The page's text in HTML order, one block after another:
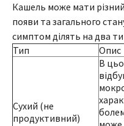
Кашель може мати
появи та загального
симптом ділять на два
Тип
Опис
Сухий (не
продуктивний)
В